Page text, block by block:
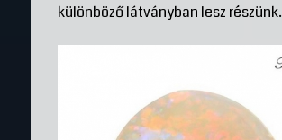
különböző látványban lesz részünk.